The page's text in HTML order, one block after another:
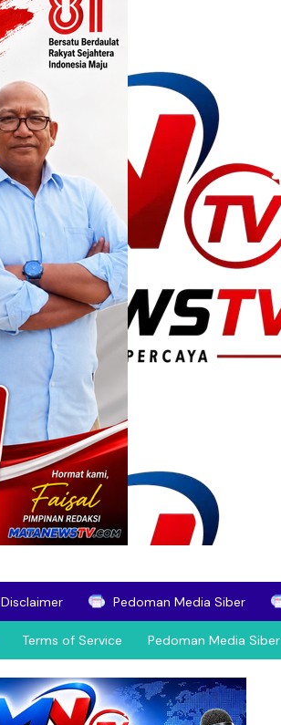
Disclaimer Pedoman Media Siber
Terms of Service Pedoman Media Siber